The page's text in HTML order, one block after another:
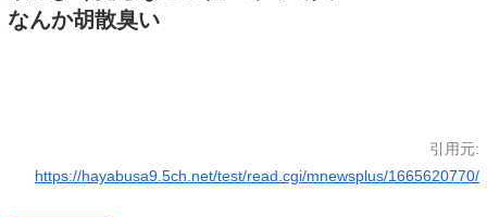
なんか胡散臭い
引用元:
https://hayabusa9.5ch.net/test/read.cgi/mnewsplus/1665620770/